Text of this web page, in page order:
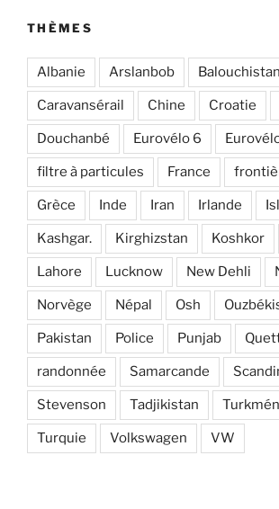
THÈMES
Albanie Arslanbob Balouchistan
Caravansérail Chine Croatie
Douchanbé Eurovélo 6
filtre à particules France
Grèce Inde Iran Irlande
Kashgar. Kirghizstan Koshkor
Lahore Lucknow New Dehli
Norvège Népal Osh
Pakistan Police Punjab
randonnée Samarcande
Stevenson Tadjikistan
Turquie Volkswagen VW